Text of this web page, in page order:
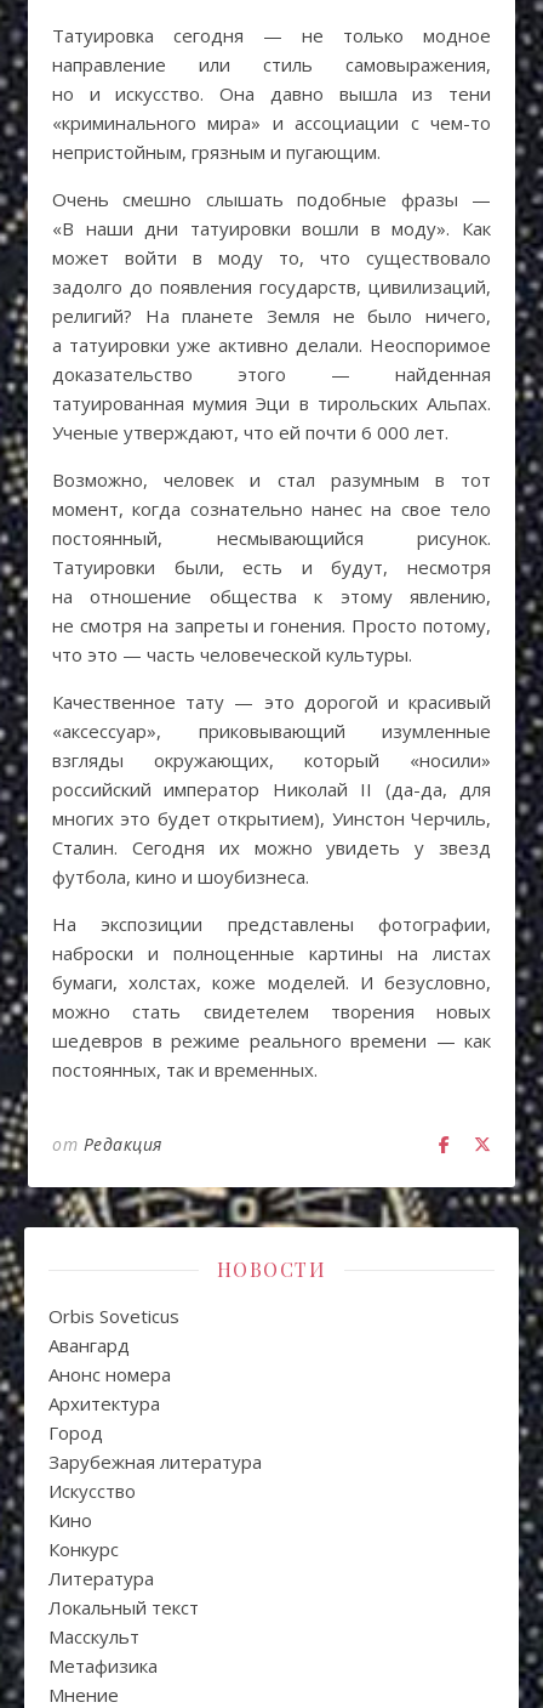
Татуировка сегодня — не только модное
направление или стиль самовыражения,
но и искусство. Она давно вышла из тени
«криминального мира» и ассоциации с чем-то
непристойным, грязным и пугающим.
Очень смешно слышать подобные фразы —
«В наши дни татуировки вошли в моду». Как
может войти в моду то, что существовало
задолго до появления государств, цивилизаций,
религий? На планете Земля не было ничего,
а татуировки уже активно делали. Неоспоримое
доказательство этого — найденная
татуированная мумия Эци в тирольских Альпах.
Ученые утверждают, что ей почти 6 000 лет.
Возможно, человек и стал разумным в тот
момент, когда сознательно нанес на свое тело
постоянный, несмывающийся рисунок.
Татуировки были, есть и будут, несмотря
на отношение общества к этому явлению,
не смотря на запреты и гонения. Просто потому,
что это — часть человеческой культуры.
Качественное тату — это дорогой и красивый
«аксессуар», приковывающий изумленные
взгляды окружающих, который «носили»
российский император Николай II (да-да, для
многих это будет открытием), Уинстон Черчиль,
Сталин. Сегодня их можно увидеть у звезд
футбола, кино и шоубизнеса.
На экспозиции представлены фотографии,
наброски и полноценные картины на листах
бумаги, холстах, коже моделей. И безусловно,
можно стать свидетелем творения новых
шедевров в режиме реального времени — как
постоянных, так и временных.
от Редакция
НОВОСТИ
Orbis Soveticus
Авангард
Анонс номера
Архитектура
Город
Зарубежная литература
Искуcство
Кино
Конкурс
Литература
Локальный текст
Масскульт
Метафизика
Мнение